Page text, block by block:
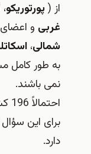
از (پورتوریکو،
غربی و
شمالی،
به طور کامل
نمی باشند.
برای این
دارد.